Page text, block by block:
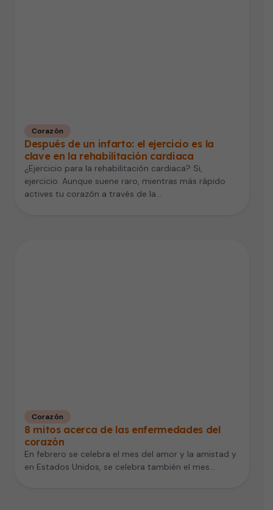
Corazón
Después de un infarto: el ejercicio es la
clave en la rehabilitación cardiaca
¿Ejercicio para la rehabilitación cardiaca? Si,
ejercicio. Aunque suene raro, mientras más rápido
actives tu corazón a través de la…
Corazón
8 mitos acerca de las enfermedades del
corazón
En febrero se celebra el mes del amor y la amistad y
en Estados Unidos, se celebra también el mes…